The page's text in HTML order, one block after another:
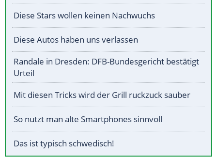
Diese Stars wollen keinen Nachwuchs
Diese Autos haben uns verlassen
Randale in Dresden: DFB-Bundesgericht bestätigt
Urteil
Mit diesen Tricks wird der Grill ruckzuck sauber
So nutzt man alte Smartphones sinnvoll
Das ist typisch schwedisch!